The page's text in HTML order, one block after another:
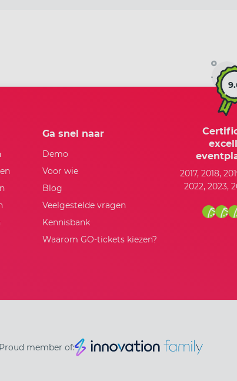
Ga snel naar
Demo
Voor wie
Blog
Veelgestelde vragen
Kennisbank
Waarom GO-tickets kiezen?
2017, 2018,
2022, 2023,
Proud member of: